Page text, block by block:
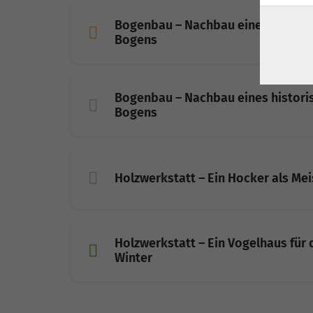
Bogenbau – Nachbau eines
Bogens
Bogenbau – Nachbau eines
Bogens
Holzwerkstatt – Ein Hocker als
Holzwerkstatt – Ein Vogelhaus für
Winter